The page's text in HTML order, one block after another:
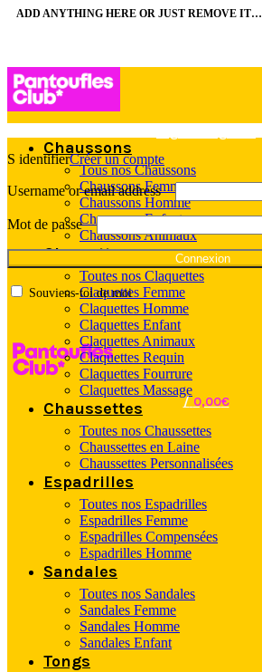
ADD ANYTHING HERE OR JUST REMOVE IT…
S identifierCréer un compte
Username or email address
Mot de passe
Connexion
Souviens-toi de moi
/ 0,00€
Chaussons
Tous nos Chaussons
Chaussons Femme
Chaussons Homme
Chaussons Enfant
Chaussons Animaux
Claquettes
Toutes nos Claquettes
Claquettes Femme
Claquettes Homme
Claquettes Enfant
Claquettes Animaux
Claquettes Requin
Claquettes Fourrure
Claquettes Massage
Chaussettes
Toutes nos Chaussettes
Chaussettes en Laine
Chaussettes Personnalisées
Espadrilles
Toutes nos Espadrilles
Espadrilles Femme
Espadrilles Compensées
Espadrilles Homme
Sandales
Toutes nos Sandales
Sandales Femme
Sandales Homme
Sandales Enfant
Tongs